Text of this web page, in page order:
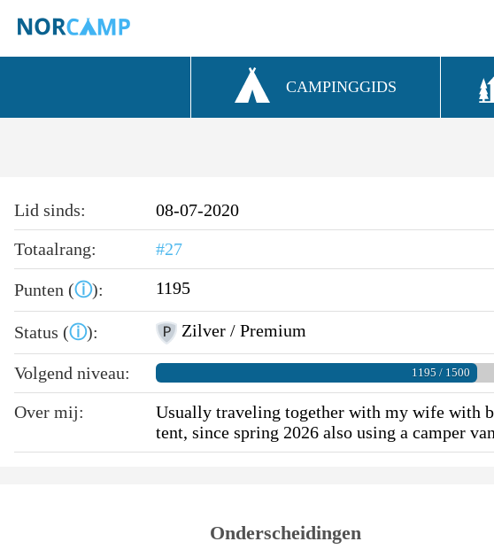
CAMPINGGIDS
Lid sinds:
08-07-2020
Totaalrang:
#27
Punten (ⓘ): 1195
Status (ⓘ): Zilver / Premium
Volgend niveau: 1195 / 1500
Over mij:
Usually traveling together with my wife with
tent, since spring 2026 also using a camper
Onderscheidingen